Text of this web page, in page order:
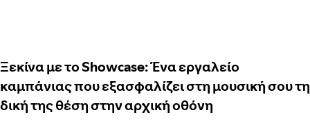
Ξεκίνα με το Showcase: Ένα εργαλείο
καμπάνιας που εξασφαλίζει στη μουσική σου τη
δική της θέση στην αρχική οθόνη